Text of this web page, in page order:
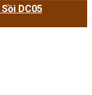
DC05